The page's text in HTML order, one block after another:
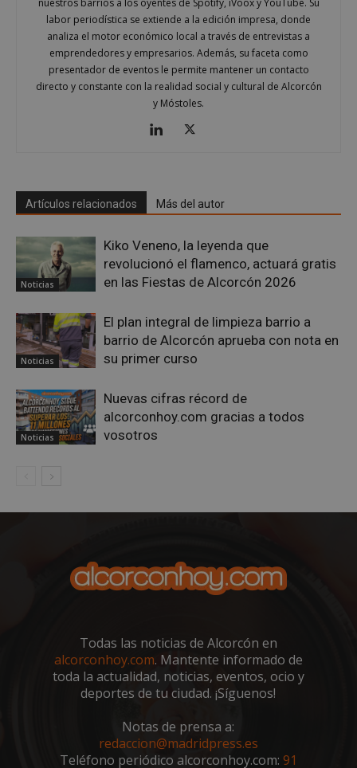
labor periodística se extiende a la edición impresa, donde
analiza el motor económico local a través de entrevistas a
emprendedores y empresarios. Además, su faceta como
presentador de eventos le permite mantener un contacto
directo y constante con la realidad social y cultural de Alcorcón
y Móstoles.
Artículos relacionados Más del autor
Noticias
Kiko Veneno, la leyenda que
revolucionó el flamenco, actuará gratis
en las Fiestas de Alcorcón 2026
Noticias
El plan integral de limpieza barrio a
barrio de Alcorcón aprueba con nota en
su primer curso
Noticias
Nuevas cifras récord de
alcorconhoy.com gracias a todos
vosotros
Todas las noticias de Alcorcón en
alcorconhoy.com. Mantente informado de
toda la actualidad, noticias, eventos, ocio y
deportes de tu ciudad. ¡Síguenos!
Notas de prensa a:
redaccion@madridpress.es
Teléfono periódico alcorconhoy.com: 91
VISITOR_PRIVACY_METADATA
sp_t
Spotify Inc.
.spotify.com
.twitter.com